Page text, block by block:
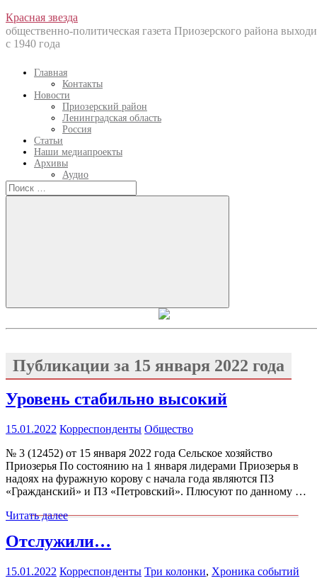
Перейти
к
содержанию
Красная звезда
общественно-политическая газета Приозерского района
с 1940 года
Главная
Контакты
Новости
Приозерский район
Ленинградская область
Россия
Статьи
Наши медиапроекты
Архивы
Аудио
Искать:
Искать
Публикации за 15 января 2022 года
Уровень стабильно высокий
15.01.2022 Корреспонденты Общество
№ 3 (12452) от 15 января 2022 года Сельское хозяйство
Приозерья По состоянию на 1 января лидерами Приозерья в
надоях на фуражную корову с начала года являются ПЗ
«Гражданский» и ПЗ «Петровский». Плюсуют по данному …
Читать далее
Отслужили…
15.01.2022 Корреспонденты Три колонки, Хроника событий